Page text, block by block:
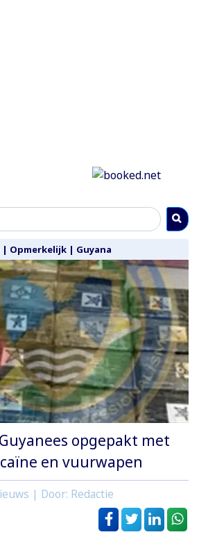
| Opmerkelijk | Guyana
opgepakt met
en vuurwapen
| Door: Redactie